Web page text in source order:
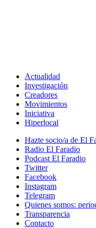
Actualidad
Investigación
Creadores
Movimientos
Iniciativa
Hiperlocal
Hazte socio/a de El
Radio El Faradio
Podcast El Faradio
Twitter
Facebook
Instagram
Telegram
Quienes somos:
Transparencia
Contacto